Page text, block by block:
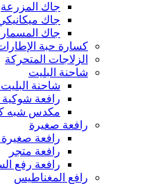
جاك المزرعة
جاك
جاك المسمار
كسارة حبة
الزلاجات المتحركة
شاحنة البليت
شاحنة البليت
رافعة شوكية
مكدس شبه
رافعة صغيرة
رافعة صغيرة
رافعة متجر
رافعة رفع
رافع المغناطيس